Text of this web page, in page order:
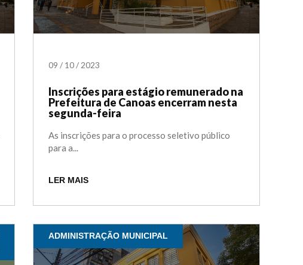
09 / 10/2023
Inscrições para estágio remunerado na
Prefeitura de Canoas encerram nesta
segunda-feira
As inscrições para o processo seletivo público
para a...
LER MAIS
ADMINISTRAÇÃO MUNICIPAL